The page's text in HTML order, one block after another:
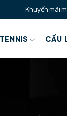
Khuyến mãi
TENNIS CẦU